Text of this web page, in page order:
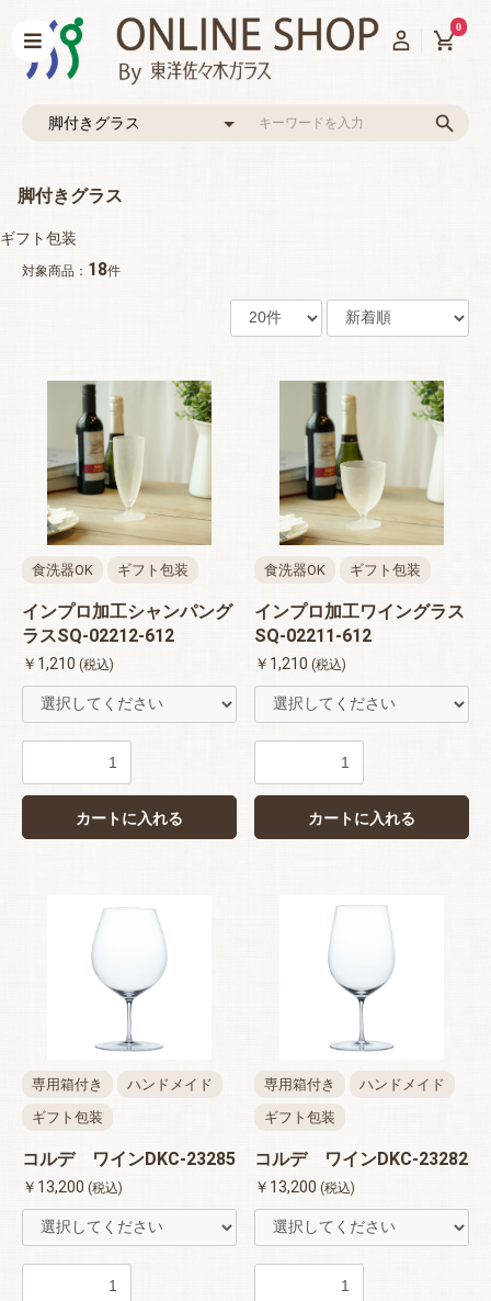
0
脚付きグラス
ギフト包装
対象商品： 18件
食洗器OK ギフト包装
インプロ加工シャンパング
ラスSQ-02212-612
￥1,210 (税込)
カートに入れる
食洗器OK ギフト包装
インプロ加工ワイングラス
SQ-02211-612
￥1,210 (税込)
カートに入れる
専用箱付き
ハンドメイド
ギフト包装
コルデ ワインDKC-23285
￥13,200 (税込)
専用箱付き
ハンドメイド
ギフト包装
コルデ ワインDKC-23282
￥13,200 (税込)